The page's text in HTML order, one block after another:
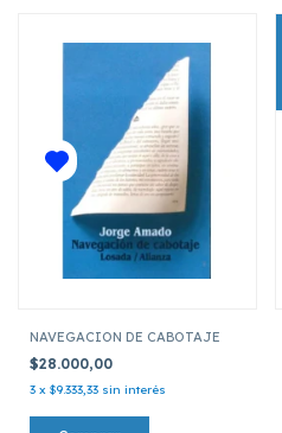
NAVEGACION DE CABOTAJE
$28.000,00
3 x $9.333,33 sin interés